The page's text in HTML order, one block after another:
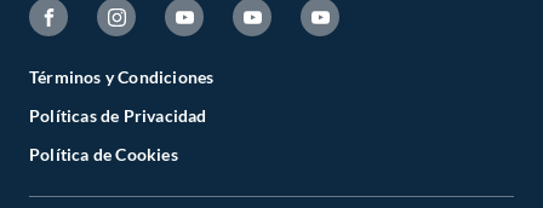
Términos y Condiciones
Políticas de Privacidad
Política de Cookies